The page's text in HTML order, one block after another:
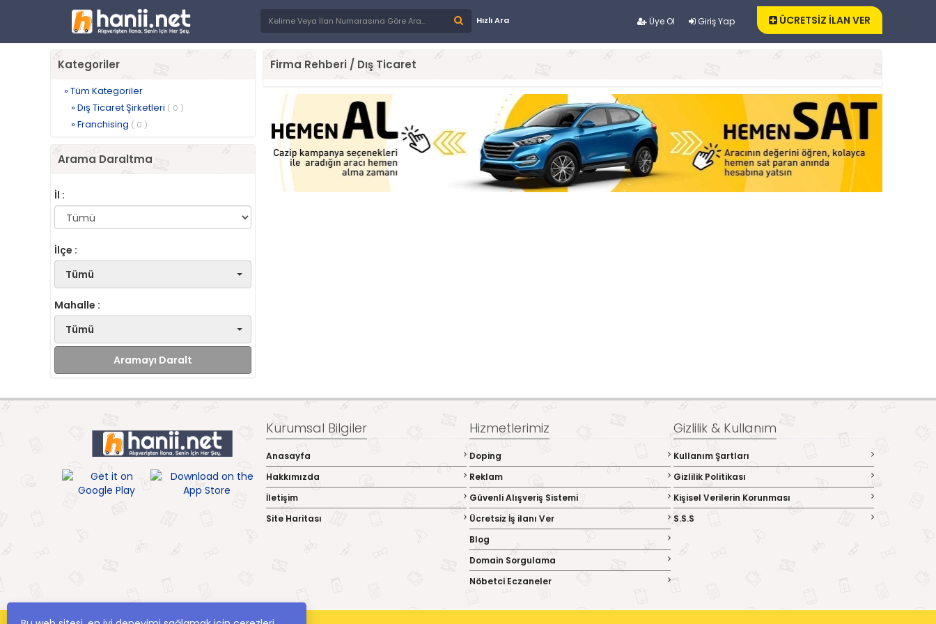
Üye Ol Giriş Yap
Hızlı Ara ÜCRETSİZ İLAN VER
Kategoriler
» Tüm Kategoriler
» Dış Ticaret Şirketleri ( 0 )
» Franchising ( 0 )
Arama Daraltma
İl :
İlçe :
Tümü
Mahalle :
Tümü
Aramayı Daralt
Firma Rehberi / Dış Ticaret
Kurumsal Bilgiler
Anasayfa
Hakkımızda
İletişim
Site Haritası
Hizmetlerimiz
Doping
Reklam
Güvenli Alışveriş Sistemi
Ücretsiz İş ilanı Ver
Blog
Domain Sorgulama
Nöbetci Eczaneler
Gizlilik & Kullanım
Kullanım Şartları
Gizlilik Politikası
Kişisel Verilerin Korunması
S.S.S